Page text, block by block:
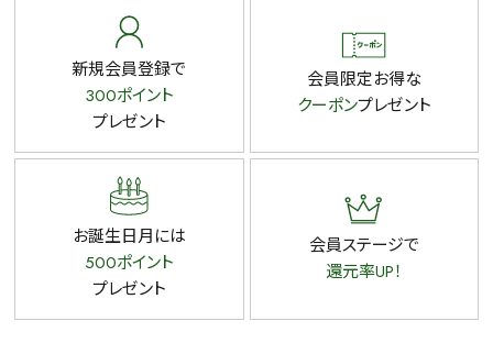
新規会員登録で
300ポイント
プレゼント
会員限定お得な
クーポンプレゼント
お誕生日月には
500ポイント
プレゼント
会員ステージで
還元率UP！